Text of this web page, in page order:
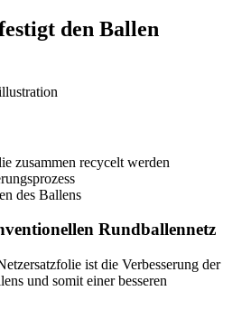
den Ballen
zusammen recycelt werden
des Ballens
Rundballennetz
ist die Verbesserung der
und somit einer besseren